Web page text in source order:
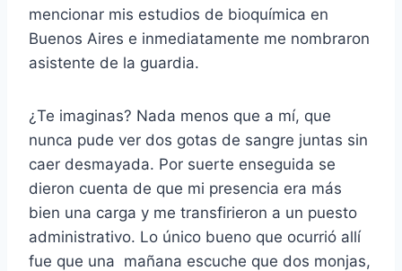
mencionar mis estudios de bioquímica en
Buenos Aires e inmediatamente me nombraron
asistente de la guardia.
¿Te imaginas? Nada menos que a mí, que
nunca pude ver dos gotas de sangre juntas sin
caer desmayada. Por suerte enseguida se
dieron cuenta de que mi presencia era más
bien una carga y me transfirieron a un puesto
administrativo. Lo único bueno que ocurrió allí
fue que una mañana escuche que dos monjas,